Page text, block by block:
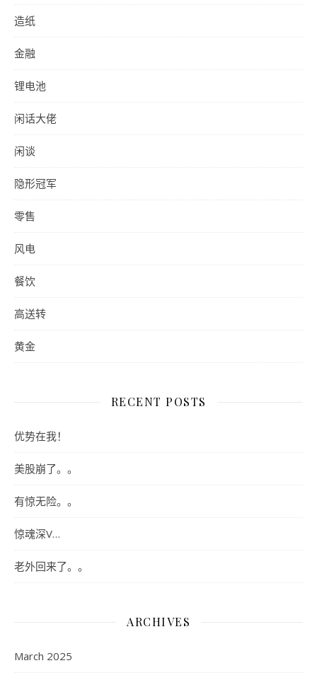
造纸
金融
锂电池
闲话大佬
闲谈
隐形冠军
零售
风电
餐饮
高送转
黄金
RECENT POSTS
优势在我！
美股崩了。。
有惊无险。。
惊魂深V…
老外回来了。。
ARCHIVES
March 2025